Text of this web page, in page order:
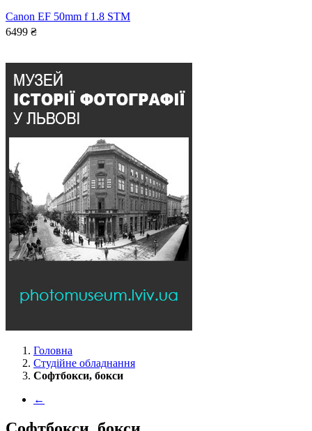
Canon EF 50mm f 1.8 STM
6499 ₴
Головна
Студійне обладнання
Софтбокси, бокси
←